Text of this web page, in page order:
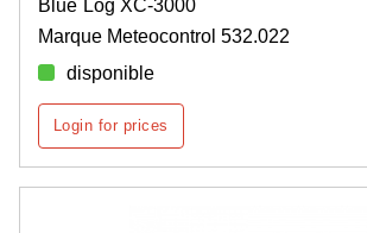
Blue´Log XC-3000
Marque Meteocontrol 532.022
disponible
Login for prices